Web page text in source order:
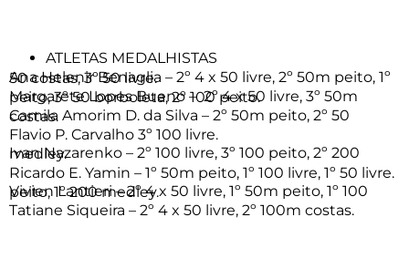
ATLETAS MEDALHISTAS
Ana Helenir Benaglia – 2º 4 x 50 livre, 2º 50m peito, 1º 50 costas, 3º 50 livre.
Margarete Lopes Bueno – 2º 4 x 50 livre, 3º 50m peito, 3º 50 borboleta, 2º 100 peito.
Camila Amorim D. da Silva – 2º 50m peito, 2º 50 costas.
Flavio P. Carvalho 3º 100 livre.
Ivan Nazarenko – 2º 100 livre, 3º 100 peito, 2º 200 medley.
Ricardo E. Yamin – 1º 50m peito, 1º 100 livre, 1º 50 livre.
Vivien Lantieri – 2º 4 x 50 livre, 1º 50m peito, 1º 100 peito, 1º 200 medley.
Tatiane Siqueira – 2º 4 x 50 livre, 2º 100m costas.